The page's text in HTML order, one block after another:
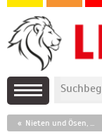
Nieten und Ösen, Gummiringe